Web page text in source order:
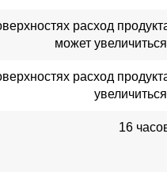
расход
может
расход
16